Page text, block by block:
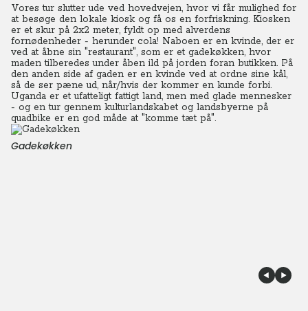
Vores tur slutter ude ved hovedvejen, hvor vi får mulighed for
at besøge den lokale kiosk og få os en forfriskning. Kiosken
er et skur på 2x2 meter, fyldt op med alverdens
fornødenheder - herunder cola! Naboen er en kvinde, der er
ved at åbne sin "restaurant", som er et gadekøkken, hvor
maden tilberedes under åben ild på jorden foran butikken. På
den anden side af gaden er en kvinde ved at ordne sine kål,
så de ser pæne ud, når/hvis der kommer en kunde forbi.
Uganda er et ufatteligt fattigt land, men med glade mennesker
- og en tur gennem kulturlandskabet og landsbyerne på
quadbike er en god måde at "komme tæt på".
Gadekøkken